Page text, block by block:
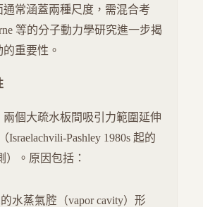
通常涵蓋兩種尺度，需混合考
等的分子動力學研究進一步揭
重要性。
個大疏水板間吸引力範圍延伸
Israelachvili-Pashley 1980s 起的
）。原因包括：
水蒸氣腔（vapor cavity）形